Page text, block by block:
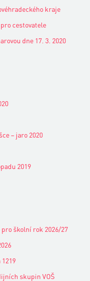
kraje
cestovatele
dne 17. 3. 2020
– jaro 2020
2019
školní rok 2026/27
skupin VOŠ